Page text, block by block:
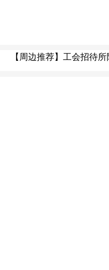
【周边推荐】工会招待所